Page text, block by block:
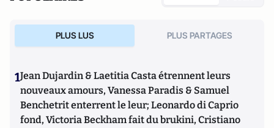
PLUS LUS PLUS PARTAGES
1Jean Dujardin & Laetitia Casta étrennent leurs
nouveaux amours, Vanessa Paradis & Samuel
Benchetrit enterrent le leur; Leonardo di Caprio
fond, Victoria Beckham fait du brukini, Cristiano